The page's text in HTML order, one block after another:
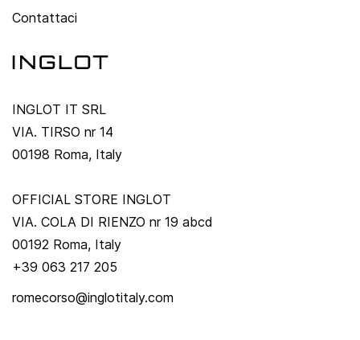
Contattaci
INGLOT IT SRL
VIA. TIRSO nr 14
00198 Roma, Italy
OFFICIAL STORE INGLOT
VIA. COLA DI RIENZO nr 19 abcd
00192 Roma, Italy
+39 063 217 205
romecorso@inglotitaly.com